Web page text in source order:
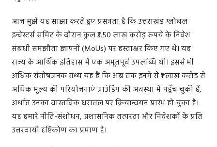
आज मुझे यह साझा करते हुए प्रसन्नता है कि उत्तराखंड ग्लोबल
इन्वेस्टर्स समिट के दौरान कुल ₹3.50 लाख करोड़ रुपये के निवेश
संबंधी समझौता ज्ञापनों (MoUs) पर हस्ताक्षर किए गए थे। यह
राज्य के आर्थिक इतिहास में एक अभूतपूर्व उपलब्धि थी। इससे भी
अधिक संतोषजनक तथ्य यह है कि अब तक इनमें से ₹1 लाख करोड़ से
अधिक मूल्य की परियोजनाएं ग्राउंडिंग की अवस्था में पहुँच चुकी हैं,
अर्थात उनका वास्तविक धरातल पर क्रियान्वयन प्रारंभ हो चुका है।
यह हमारे नीति-संशोधन, प्रशासनिक तत्परता और निवेशकों के प्रति
उत्तरदायी दृष्टिकोण का प्रमाण है।